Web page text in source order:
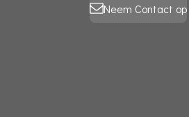
Neem Contact op